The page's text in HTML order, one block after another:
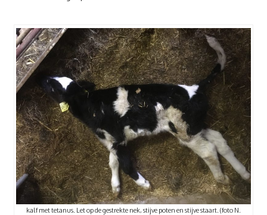
kalf met tetanus. Let op de gestrekte nek, stijve poten en stijve staart. (foto N.